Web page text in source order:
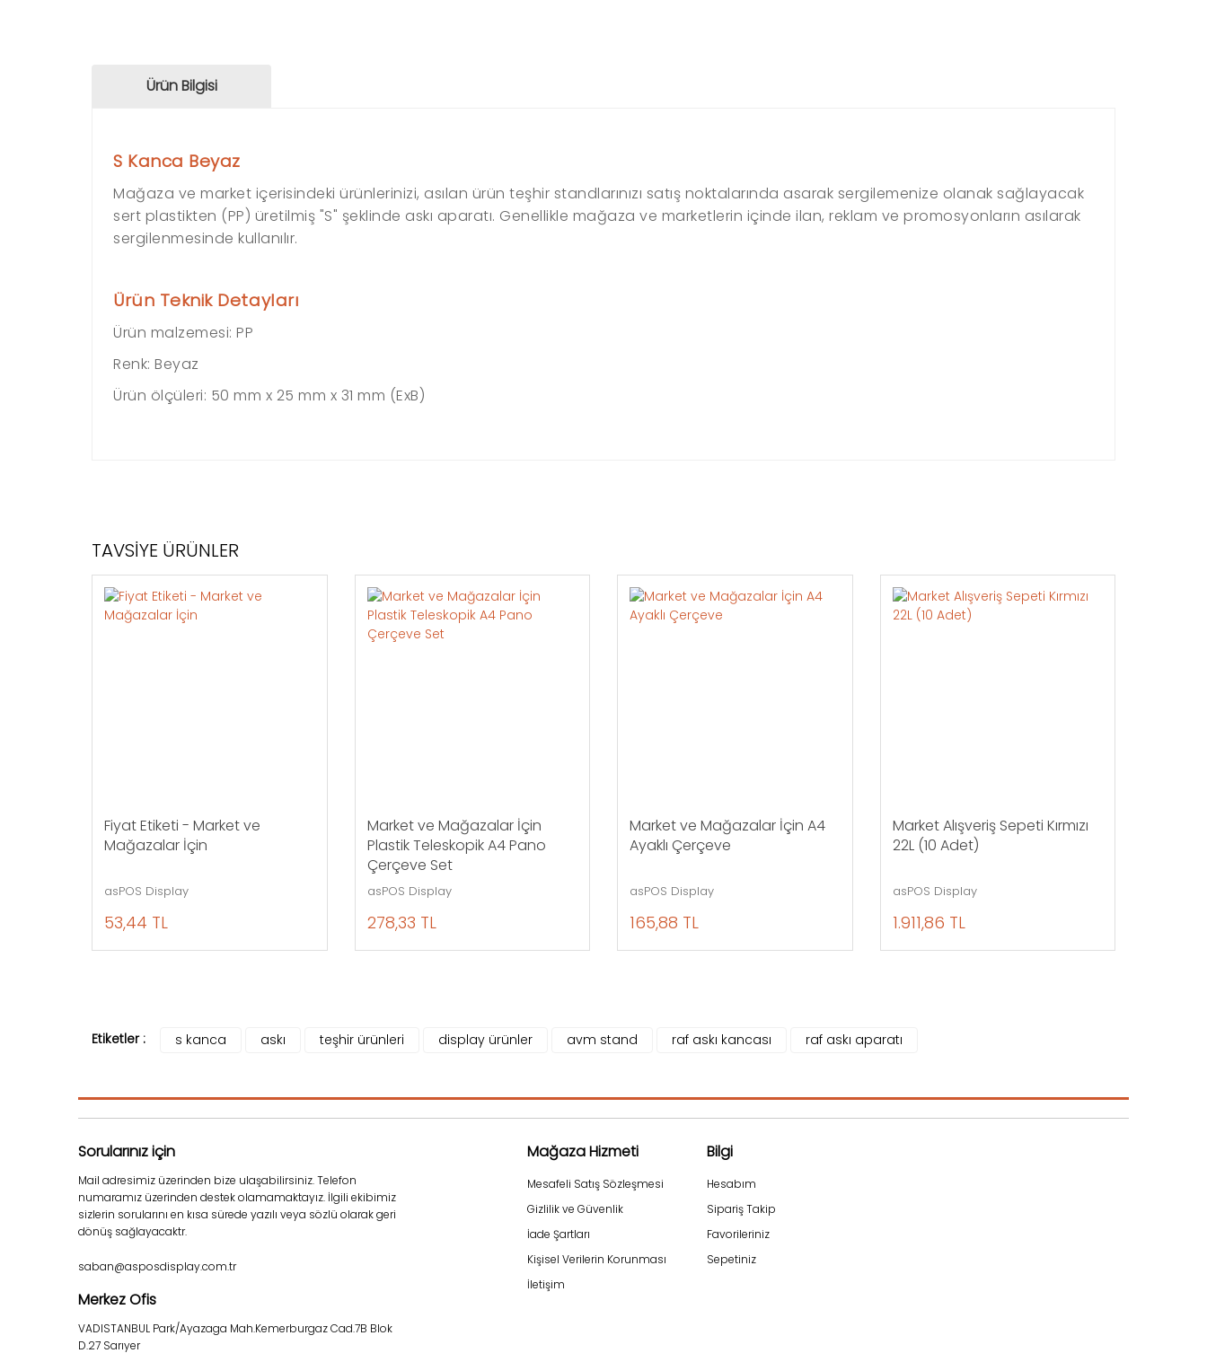
Ürün Bilgisi
S Kanca Beyaz
Mağaza ve market içerisindeki ürünlerinizi, asılan ürün teşhir standlarınızı satış noktalarında asarak sergilemenize olanak sağlayacak
sert plastikten (PP) üretilmiş "S" şeklinde askı aparatı. Genellikle mağaza ve marketlerin içinde ilan, reklam ve promosyonların asılarak
sergilenmesinde kullanılır.
Ürün Teknik Detayları
Ürün malzemesi: PP
Renk: Beyaz
Ürün ölçüleri: 50 mm x 25 mm x 31 mm (ExB)
TAVSİYE ÜRÜNLER
Fiyat Etiketi - Market ve
Mağazalar İçin
asPOS Display
53,44 TL
Market ve Mağazalar İçin
Plastik Teleskopik A4 Pano
Çerçeve Set
asPOS Display
278,33 TL
Market ve Mağazalar İçin A4
Ayaklı Çerçeve
asPOS Display
165,88 TL
Market Alışveriş Sepeti Kırmızı
22L (10 Adet)
asPOS Display
1.911,86 TL
Etiketler : s kanca askı teşhir ürünleri display ürünler avm stand raf askı kancası raf askı aparatı
Sorularınız için
Mail adresimiz üzerinden bize ulaşabilirsiniz. Telefon
numaramız üzerinden destek olamamaktayız. İlgili ekibimiz
sizlerin sorularını en kısa sürede yazılı veya sözlü olarak geri
dönüş sağlayacaktr.
saban@asposdisplay.com.tr
Merkez Ofis
VADISTANBUL Park/Ayazaga Mah.Kemerburgaz Cad.7B Blok
D.27 Sarıyer
Mağaza Hizmeti
Mesafeli Satış Sözleşmesi
Gizlilik ve Güvenlik
İade Şartları
Kişisel Verilerin Korunması
İletişim
Bilgi
Hesabım
Sipariş Takip
Favorileriniz
Sepetiniz